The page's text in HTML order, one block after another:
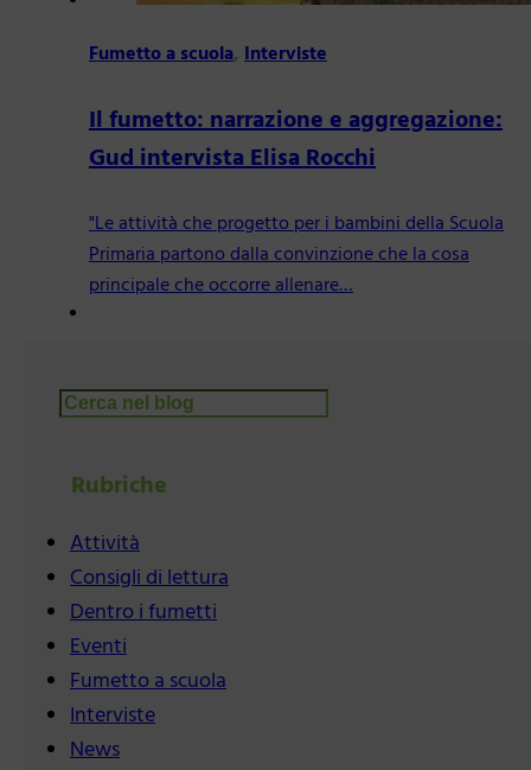
Fumetto a scuola,Interviste
Il fumetto: narrazione e aggregazione:
Gud intervista Elisa Rocchi
"Le attività che progetto per i bambini della Scuola
Primaria partono dalla convinzione che la cosa
principale che occorre allenare…
Cerca
Rubriche
Attività
Consigli di lettura
Dentro i fumetti
Eventi
Fumetto a scuola
Interviste
News